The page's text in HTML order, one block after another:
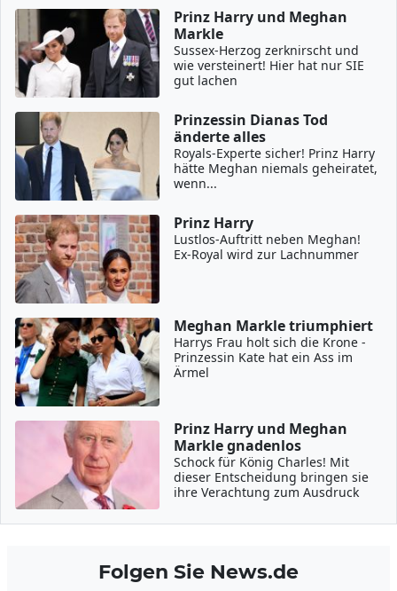
Prinz Harry und Meghan
Markle
Sussex-Herzog zerknirscht und
wie versteinert! Hier hat nur SIE
gut lachen
Prinzessin Dianas Tod
änderte alles
Royals-Experte sicher! Prinz Harry
hätte Meghan niemals geheiratet,
wenn...
Prinz Harry
Lustlos-Auftritt neben Meghan!
Ex-Royal wird zur Lachnummer
Meghan Markle triumphiert
Harrys Frau holt sich die Krone -
Prinzessin Kate hat ein Ass im
Ärmel
Prinz Harry und Meghan
Markle gnadenlos
Schock für König Charles! Mit
dieser Entscheidung bringen sie
ihre Verachtung zum Ausdruck
Folgen Sie News.de